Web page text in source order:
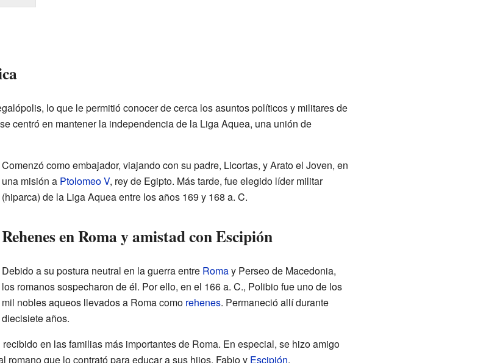
lo que le permitió conocer de cerca los asuntos políticos y militares de
centró en mantener la independencia de la Liga Aquea, una unión de
Comenzó como embajador, viajando con su padre, Licortas, y Arato el Joven, en
una misión a Ptolomeo V, rey de Egipto. Más tarde, fue elegido líder militar
(hiparca) de la Liga Aquea entre los años 169 y 168 a. C.
Rehenes en Roma y amistad con Escipión
Debido a su postura neutral en la guerra entre Romay Perseo de Macedonia,
los romanos sospecharon de él. Por ello, en el 166 a. C., Polibio fue uno de los
mil nobles aqueos llevados a Roma como rehenes. Permaneció allí durante
diecisiete años.
en las familias más importantes de Roma. En especial, se hizo amigo
romano que lo contrató para educar a sus hijos, Fabio y Escipión.